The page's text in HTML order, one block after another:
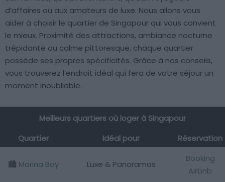
d’affaires ou aux amateurs de luxe. Nous allons vous
aider à choisir le quartier de Singapour qui vous convient
le mieux. Proximité des attractions, ambiance nocturne
trépidante ou calme pittoresque, chaque quartier
possède ses propres spécificités. Grâce à nos conseils,
vous trouverez l’endroit idéal qui fera de votre séjour un
moment inoubliable.
Meilleurs quartiers où loger à Singapour
Quartier
Idéal pour Réservation
🏙️ Marina Bay Luxe & Panoramas
Booking
Airbnb